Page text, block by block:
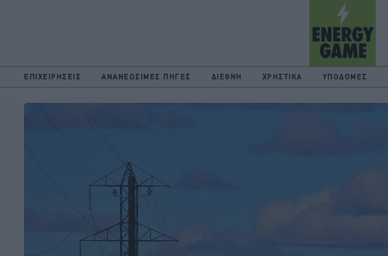
ΕΠΙΧΕΙΡΗΣΕΙΣ ΑΝΑΝΕΩΣΙΜΕΣ ΠΗΓΕΣ ΔΙΕΘΝΗ ΧΡΗΣΤΙΚΑ ΥΠΟΔΟΜΕΣ